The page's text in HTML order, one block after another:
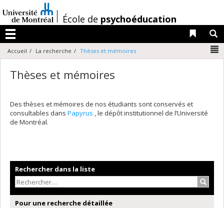
au
contenu
/École de psychoéducation
Menu
Liens
Accueil La recherche Thèses et mémoires
Thèses et mémoires
Des thèses et mémoires de nos étudiants sont conservés et
consultables dans Papyrus , le dépôt institutionnel de l’Université
de Montréal.
Rechercher dans la liste
Pour une recherche détaillée